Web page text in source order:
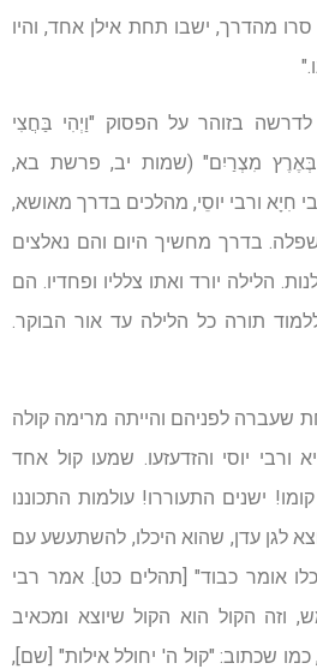
מהדרך, ישבו תחת אילן אחד, והיו
בזוהר על הפסוק "וַיְהִי בַּחֲצִי
בְּאֶרֶץ מִצְרַיִם" (שמות יב, פרשת בא,
חִיָא ורבי יוסֵי, מהלכים בדרך מאושא,
בדרך מחשיך היום והם נאלצים
הלילה יורד ואתו צלליו ופחדיו. הם
תורה כל הלילה עד אור הבוקר.
שעברה לפניהם והייתה מרימה קולה
ורבי יוסי והזדעזעו. שמעו קול אחד
ישנים התעוררו! עולמות התכוננו
לגן עדן, שהוא היכלו, להשתעשע עם
כלו אומר כבוד" [תהלים כט]. אמר רבי
וזה הקול הוא הקול שיוצא ומכאיב
שכתוב: "קול ה' יחולל אילות" [שם],